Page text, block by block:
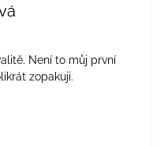
je 5 z 5 hvězdiček.
Není to můj první
zopakuji.
je 5 z 5 hvězdiček.